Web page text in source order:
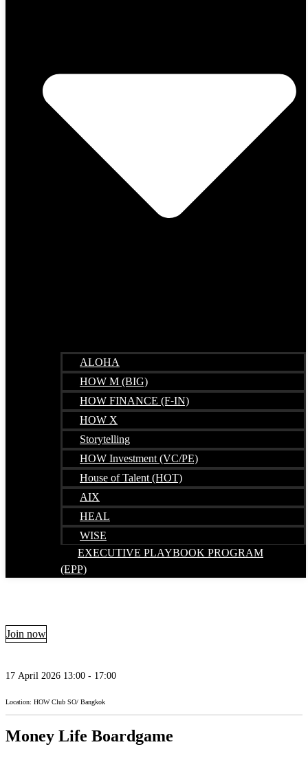
ALOHA
HOW M (BIG)
HOW FINANCE (F-IN)
HOW X
Storytelling
HOW Investment (VC/PE)
House of Talent (HOT)
AIX
HEAL
WISE
EXECUTIVE PLAYBOOK PROGRAM
(EPP)
Join now
17 April 2026 13:00 - 17:00
Location: HOW Club SO/ Bangkok
Money Life Boardgame